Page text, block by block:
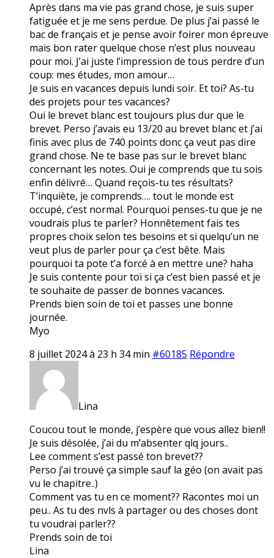
Après dans ma vie pas grand chose, je suis super
fatiguée et je me sens perdue. De plus j’ai passé le
bac de français et je pense avoir foirer mon épreuve
mais bon rater quelque chose n’est plus nouveau
pour moi. J’ai juste l’impression de tous perdre d’un
coup: mes études, mon amour…
Je suis en vacances depuis lundi soir. Et toi? As-tu
des projets pour tes vacances?
Oui le brevet blanc est toujours plus dur que le
brevet. Perso j’avais eu 13/20 au brevet blanc et j’ai
finis avec plus de 740 points donc ça veut pas dire
grand chose. Ne te base pas sur le brevet blanc
concernant les notes. Oui je comprends que tu sois
enfin délivré… Quand reçois-tu tes résultats?
T’inquiète, je comprends…. tout le monde est
occupé, c’est normal. Pourquoi penses-tu que je ne
voudrais plus te parler? Honnêtement fais tes
propres choix selon tes besoins et si quelqu’un ne
veut plus de parler pour ça c’est bête. Mais
pourquoi ta pote t’a forcé à en mettre une? haha
Je suis contente pour toi si ça c’est bien passé et je
te souhaite de passer de bonnes vacances.
Prends bien soin de toi et passes une bonne
journée.
Myo
8 juillet 2024 à 23 h 34 min #60185 Répondre
Lina
Coucou tout le monde, j’espère que vous allez bien!!
Je suis désolée, j’ai du m’absenter qlq jours..
Lee comment s’est passé ton brevet??
Perso j’ai trouvé ça simple sauf la géo (on avait pas
vu le chapitre..)
Comment vas tu en ce moment?? Racontes moi un
peu.. As tu des nvls à partager ou des choses dont
tu voudrai parler??
Prends soin de toi
Lina